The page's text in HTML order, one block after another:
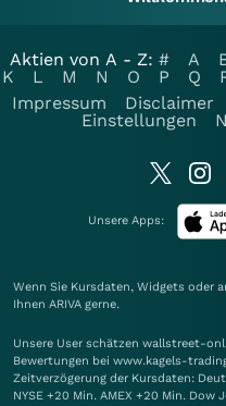
Aktien von A - Z: # A
K
L M N O P Q
Impressum
Disclaimer
Einstellungen
Unsere Apps:
Wenn Sie Kursdaten, Widgets oder
Ihnen ARIVA gerne.
Unsere User schätzen wallstreet-
Bewertungen bei www.kagels-
Zeitverzögerung der Kursdaten:
NYSE +20 Min. AMEX +20 Min. Dow